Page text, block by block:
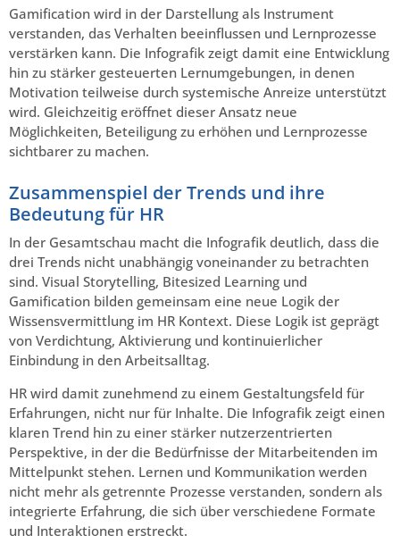
Gamification wird in der Darstellung als Instrument
verstanden, das Verhalten beeinflussen und Lernprozesse
verstärken kann. Die Infografik zeigt damit eine Entwicklung
hin zu stärker gesteuerten Lernumgebungen, in denen
Motivation teilweise durch systemische Anreize unterstützt
wird. Gleichzeitig eröffnet dieser Ansatz neue
Möglichkeiten, Beteiligung zu erhöhen und Lernprozesse
sichtbarer zu machen.
Zusammenspiel der Trends und ihre
Bedeutung für HR
In der Gesamtschau macht die Infografik deutlich, dass die
drei Trends nicht unabhängig voneinander zu betrachten
sind. Visual Storytelling, Bitesized Learning und
Gamification bilden gemeinsam eine neue Logik der
Wissensvermittlung im HR Kontext. Diese Logik ist geprägt
von Verdichtung, Aktivierung und kontinuierlicher
Einbindung in den Arbeitsalltag.
HR wird damit zunehmend zu einem Gestaltungsfeld für
Erfahrungen, nicht nur für Inhalte. Die Infografik zeigt einen
klaren Trend hin zu einer stärker nutzerzentrierten
Perspektive, in der die Bedürfnisse der Mitarbeitenden im
Mittelpunkt stehen. Lernen und Kommunikation werden
nicht mehr als getrennte Prozesse verstanden, sondern als
integrierte Erfahrung, die sich über verschiedene Formate
und Interaktionen erstreckt.